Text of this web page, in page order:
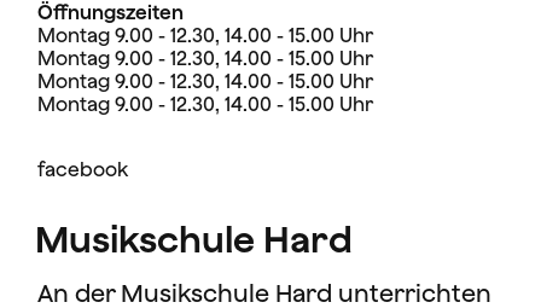
Öffnungszeiten
Montag 9.00 - 12.30, 14.00 - 15.00 Uhr
Montag 9.00 - 12.30, 14.00 - 15.00 Uhr
Montag 9.00 - 12.30, 14.00 - 15.00 Uhr
Montag 9.00 - 12.30, 14.00 - 15.00 Uhr
facebook
Musikschule Hard
An der Musikschule Hard unterrichten